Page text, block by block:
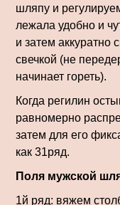
шляпу и
лежала удобно и
и затем аккуратно
свечкой (не
начинает гореть).
Когда регилин
равномерно
затем для его
как 31ряд.
Поля мужской
1й ряд: вяжем